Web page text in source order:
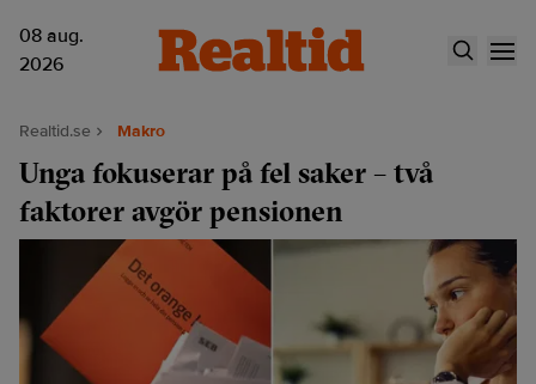
08 aug.
2026
Realtid.se Makro
Unga fokuserar på fel saker – två
faktorer avgör pensionen